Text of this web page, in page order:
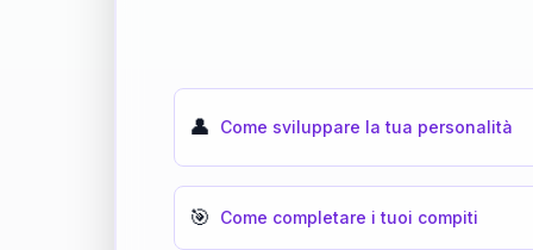
👤 Come sviluppare la tua personalità
🎯 Come completare i tuoi compiti